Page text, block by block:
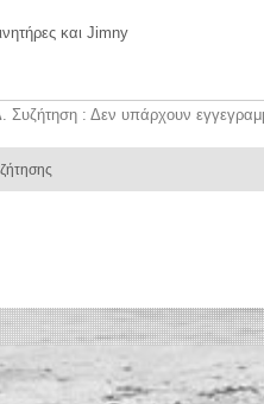
και Jimny
Συζήτηση : Δεν υπάρχουν